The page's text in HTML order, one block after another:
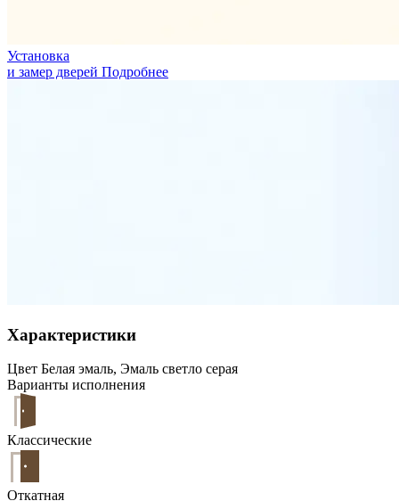
Установка
и замер дверей Подробнее
Характеристики
Цвет Белая эмаль, Эмаль светло серая
Варианты исполнения
Классические
Откатная